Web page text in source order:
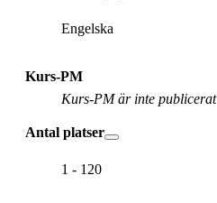
Engelska
Kurs-PM
Kurs-PM är inte publicerat
Antal platser
1 - 120